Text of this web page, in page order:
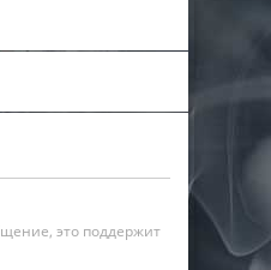
это поддержит